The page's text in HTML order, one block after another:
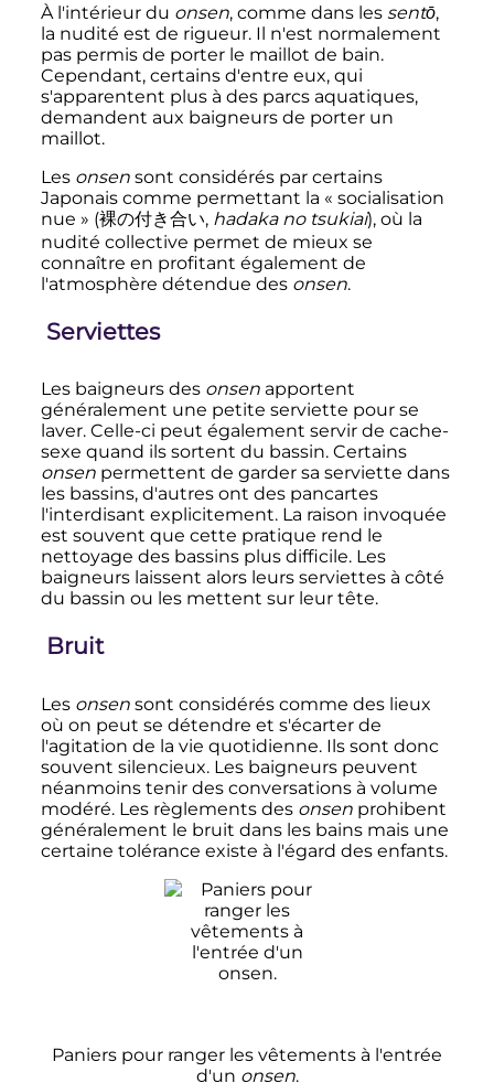
À l'intérieur du onsen, comme dans les sentō,
la nudité est de rigueur. Il n'est normalement
pas permis de porter le maillot de bain.
Cependant, certains d'entre eux, qui
s'apparentent plus à des parcs aquatiques,
demandent aux baigneurs de porter un
maillot.
Les onsensont considérés par certains
Japonais comme permettant la « socialisation
nue » (裸の付き合い, hadaka no tsukiai), où la
nudité collective permet de mieux se
connaître en profitant également de
l'atmosphère détendue des onsen.
Serviettes
Les baigneurs des onsenapportent
généralement une petite serviette pour se
laver. Celle-ci peut également servir de cache-
sexe quand ils sortent du bassin. Certains
onsenpermettent de garder sa serviette dans
les bassins, d'autres ont des pancartes
l'interdisant explicitement. La raison invoquée
est souvent que cette pratique rend le
nettoyage des bassins plus difficile. Les
baigneurs laissent alors leurs serviettes à côté
du bassin ou les mettent sur leur tête.
Bruit
Les onsensont considérés comme des lieux
où on peut se détendre et s'écarter de
l'agitation de la vie quotidienne. Ils sont donc
souvent silencieux. Les baigneurs peuvent
néanmoins tenir des conversations à volume
modéré. Les règlements des onsenprohibent
généralement le bruit dans les bains mais une
certaine tolérance existe à l'égard des enfants.
Paniers pour ranger les vêtements à l'entrée
d'un onsen.